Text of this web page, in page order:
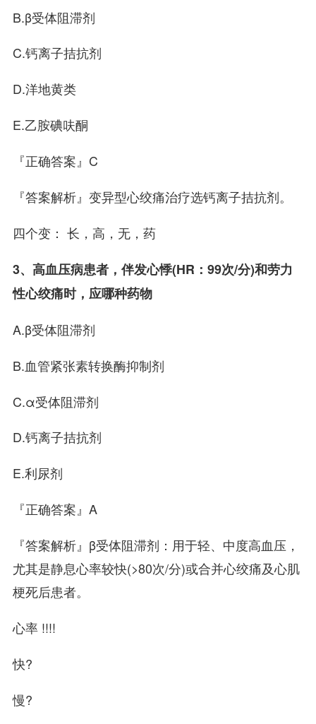
B.β受体阻滞剂
C.钙离子拮抗剂
D.洋地黄类
E.乙胺碘呋酮
『正确答案』C
『答案解析』变异型心绞痛治疗选钙离子拮抗剂。
四个变： 长，高，无，药
3、高血压病患者，伴发心悸(HR：99次/分)和劳力
性心绞痛时，应哪种药物
A.β受体阻滞剂
B.血管紧张素转换酶抑制剂
C.α受体阻滞剂
D.钙离子拮抗剂
E.利尿剂
『正确答案』A
『答案解析』β受体阻滞剂：用于轻、中度高血压，
尤其是静息心率较快(>80次/分)或合并心绞痛及心肌
梗死后患者。
心率 !!!!
快?
慢?